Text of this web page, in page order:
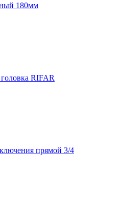
180мм
RIFAR
прямой 3/4